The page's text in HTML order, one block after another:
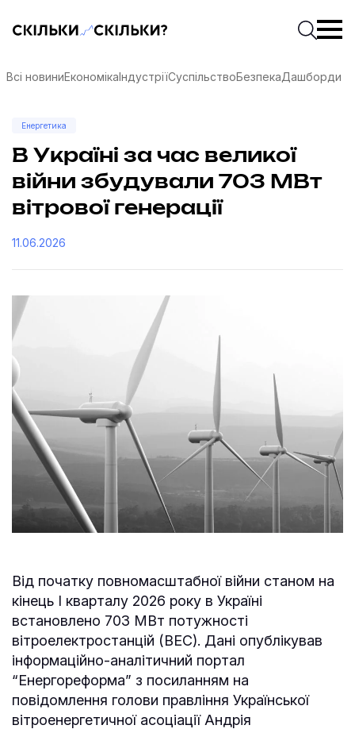
Скільки-скільки? — Медіа про суспільні даніПочати
Всі новиниЕкономікаІндустріїСуспільствоБезпекаДашборди
Енергетика
В Україні за час великої
війни збудували 703 МВт
вітрової генерації
11.06.2026
Від початку повномасштабної війни станом на
кінець І кварталу 2026 року в Україні
встановлено 703 МВт потужності
вітроелектростанцій (ВЕС). Дані опублікував
інформаційно-аналітичний портал
“Енергореформа” з посиланням на
повідомлення голови правління Української
вітроенергетичної асоціації Андрія